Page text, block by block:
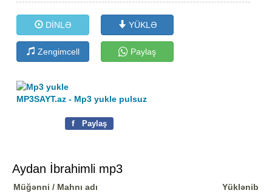
DİNLƏ YÜKLƏ
Zengimcell Paylaş
MP3SAYT.az - Mp3 yukle pulsuz
f Paylaş
Aydan İbrahimli mp3
Müğənni / Mahnı adı
Yüklənib